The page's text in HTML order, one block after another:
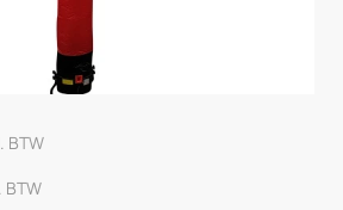
BTW
BTW